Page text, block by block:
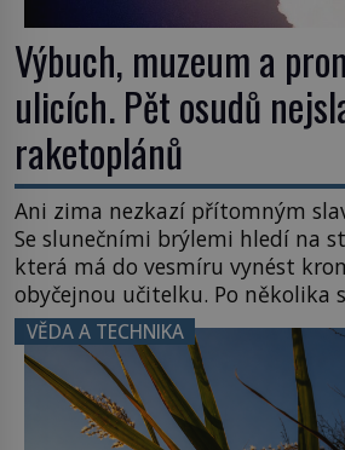
Výbuch, muzeum a
ulicích. Pět osudů
raketoplánů
Ani zima nezkazí přítomným
Se slunečními brýlemi hledí na
která má do vesmíru vynést
obyčejnou učitelku. Po několika
ztuhnou úsměvy, stroj totiž
konstrukce není z levného kraje,
poplatníky stojí miliardy
zvládnou jen představitelné
Název: Columbia První […]
VĚDA A TECHNIKA